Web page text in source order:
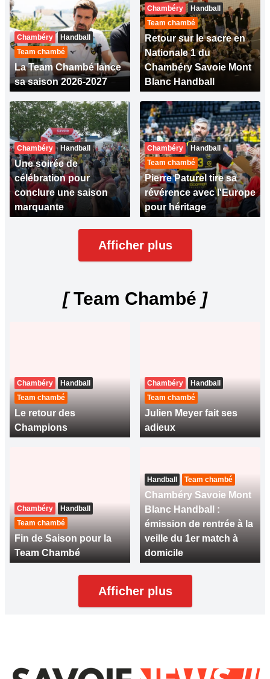
Chambéry
Handball
Team chambé
La Team Chambé lance
sa saison 2026-2027
Chambéry
Handball
Team chambé
Retour sur le sacre en
Nationale 1 du
Chambéry Savoie Mont
Blanc Handball
Chambéry Handball
Une soirée de
célébration pour
conclure une saison
marquante
Chambéry
Handball
Team chambé
Pierre Paturel tire sa
révérence avec l'Europe
pour héritage
Afficher plus
[Team Chambé ]
Chambéry
Handball
Team chambé
Le retour des
Champions
Chambéry
Handball
Team chambé
Julien Meyer fait ses
adieux
Chambéry
Handball
Team chambé
Fin de Saison pour la
Team Chambé
Handball Team chambé
Chambéry Savoie Mont
Blanc Handball :
émission de rentrée à la
veille du 1er match à
domicile
Afficher plus